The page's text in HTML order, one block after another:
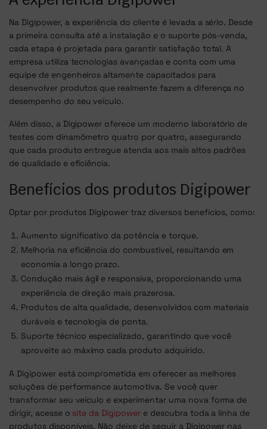
Na Digipower, a experiência do cliente é levada a sério. Desde
a primeira consulta até a instalação e o suporte pós-venda,
cada etapa é projetada para garantir satisfação total. A
empresa utiliza tecnologias avançadas e conta com uma
equipe de engenheiros altamente capacitados para
desenvolver produtos que realmente fazem a diferença no
desempenho do seu veículo.
Além disso, a Digipower oferece um moderno laboratório de
testes com dinamômetro quatro por quatro, assegurando
que cada produto entregue atenda aos mais altos padrões
de qualidade e eficiência.
Benefícios dos produtos Digipower
Optar por produtos Digipower traz diversos benefícios, como:
Aumento significativo da potência e torque.
Melhoria na eficiência do combustível, resultando em
economia a longo prazo.
Condução mais ágil e responsiva, proporcionando uma
experiência de direção mais prazerosa.
Produtos de alta qualidade, desenvolvidos com materiais
duráveis e tecnologia de ponta.
Suporte técnico especializado, garantindo que você
aproveite ao máximo cada produto adquirido.
A Digipower está comprometida em oferecer as melhores
soluções de performance automotiva. Se você quer
transformar seu veículo e experimentar uma nova forma de
dirigir, acesse o site da Digipowere descubra toda a linha de
produtos disponíveis. Não deixe de seguir a Digipower nas